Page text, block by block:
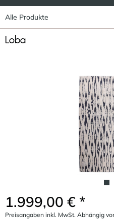
Alle Produkte
Loba
1.999,00 € *
Preisangaben inkl. MwSt. Abhängig